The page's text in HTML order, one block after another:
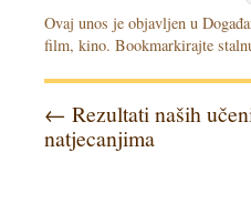
Ovaj unos je objavljen u
film, kino. Bookmarkirajte
← Rezultati naših
natjecanjima